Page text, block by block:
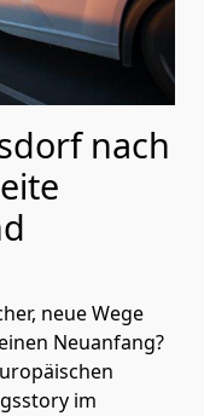
nach
neue Wege
Neuanfang?
im